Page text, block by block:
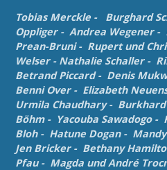
Tobias Merckle - Burghard
Oppliger-Andrea Wegener-
Prean-Bruni- Rupert und
Welser- Nathalie Schaller-
Betrand Piccard- Denis
Benni Over- Elizabeth
Urmila Chaudhary-
Böhm- Yacouba Sawadogo-
Bloh- Hatune Dogan-
Jen Bricker- Bethany
Pfau- Magda und André